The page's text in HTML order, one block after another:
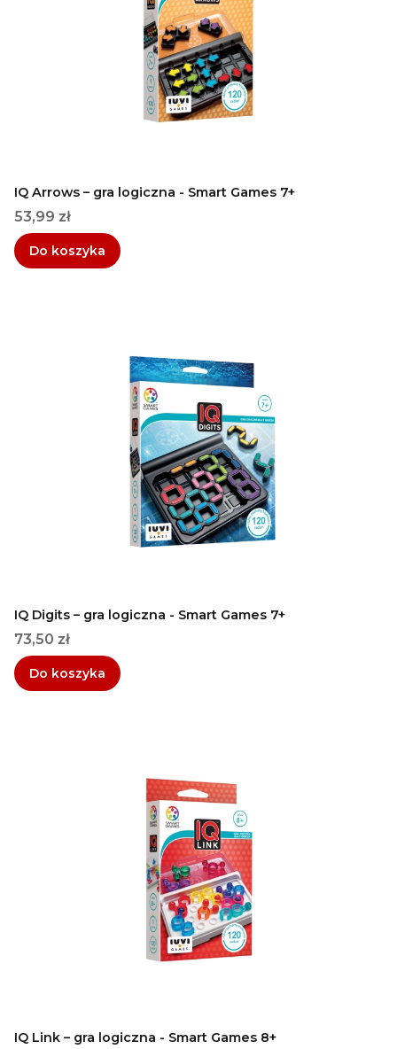
IQ Arrows – gra logiczna - Smart Games 7+
Cena
53,99 zł
Do koszyka
IQ Digits – gra logiczna - Smart Games 7+
Cena
73,50 zł
Do koszyka
IQ Link – gra logiczna - Smart Games 8+